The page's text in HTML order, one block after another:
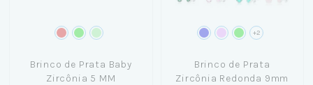
Brinco de Prata Baby
Zircônia 5 MM
+2
Brinco de Prata
Zircônia Redonda 9mm